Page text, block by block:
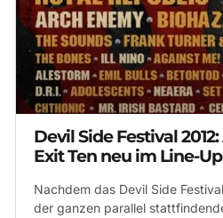
Devil Side Festival
Exit Ten neu im Line-Up
Nachdem das Devil Side
der ganzen parallel